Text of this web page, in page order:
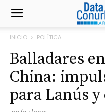
INICIO POLÍTICA
Balladares
China:
para Lanús